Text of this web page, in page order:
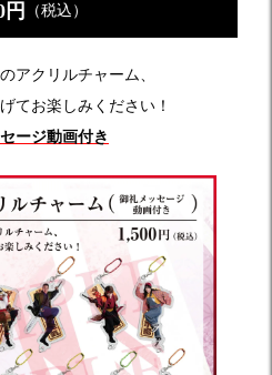
円
（税込）
アクリルチャーム、
てお楽しみください！
ージ動画付き